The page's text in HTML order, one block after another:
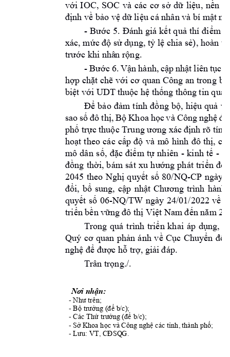
với IOC, SOC và các cơ sở dữ liệu, nền
định về bảo vệ dữ liệu cá nhân và bí mật
- Bước 5. Đánh giá kết quả thí điểm q
xác, mức độ sử dụng, tỷ lệ chia sẻ), hoàn
trước khi nhân rộng.
- Bước 6. Vận hành, cập nhật liên tục;
hợp chặt chẽ với cơ quan Công an trong
biệt với UDT thuộc hệ thống thông tin
Để bảo đảm tính đồng bộ, hiệu quả và
sao số đô thị, Bộ Khoa học và Công nghệ đề
phố trực thuộc Trung ương xác định rõ tín
hoạt theo các cấp độ và mô hình đô thị,
mô dân số, đặc điểm tự nhiên - kinh tế -
đồng thời, bám sát xu hướng phát triển đô
2045 theo Nghị quyết số 80/NQ-CP ngày
đổi, bổ sung, cập nhật Chương trình hành
quyết số 06-NQ/TW ngày 24/01/2022 về
triển bền vững đô thị Việt Nam đến năm
Trong quá trình triển khai áp dụng,
Quý cơ quan phản ánh về Cục Chuyển đổi
nghệ để được hỗ trợ, giải đáp.
Trân trọng./.
Nơi nhận:
- Như trên;
- Bộ trưởng (để b/c);
- Các Thứ trưởng (để b/c);
- Sở Khoa học và Công nghệ các tỉnh, thành phố;
- Lưu: VT, CĐSQG.